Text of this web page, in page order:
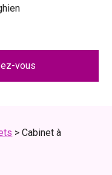
vous
> Cabinet à